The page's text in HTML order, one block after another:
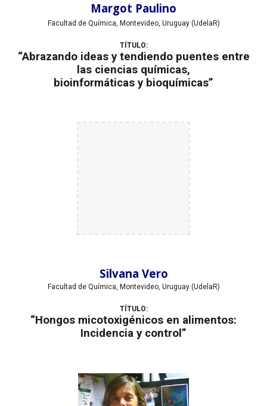
Margot Paulino
Facultad de Química, Montevideo, Uruguay (UdelaR)
TÍTULO:
“Abrazando ideas y tendiendo puentes entre
las ciencias químicas,
bioinformáticas y bioquímicas”
Silvana Vero
Facultad de Química, Montevideo, Uruguay (UdelaR)
TÍTULO:
“Hongos micotoxigénicos en alimentos:
Incidencia y control”